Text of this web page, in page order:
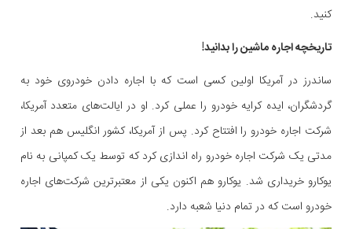
کنید.
تاریخچه اجاره ماشین را بدانید!
ساندرز در آمریکا اولین کسی است که با اجاره دادن خودروی خود به
گردشگران، ایده کرایه خودرو را عملی کرد. او در ایالت‌های متعدد آمریکا،
شرکت اجاره خودرو را افتتاح کرد. پس از آمریکا، کشور انگلیس هم بعد از
مدتی یک شرکت اجاره خودرو راه اندازی کرد که توسط یک کمپانی به نام
یوکارو خریداری شد. یوکارو هم اکنون یکی از معتبرترین شرکت‌های اجاره
خودرو است که در تمام دنیا شعبه دارد.